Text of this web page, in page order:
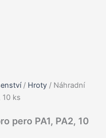
/ Hroty / Náhradní
10 ks
pero PA1, PA2, 10